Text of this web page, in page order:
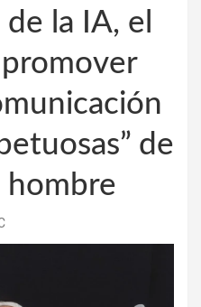
la IA, el
promover
de
hombre